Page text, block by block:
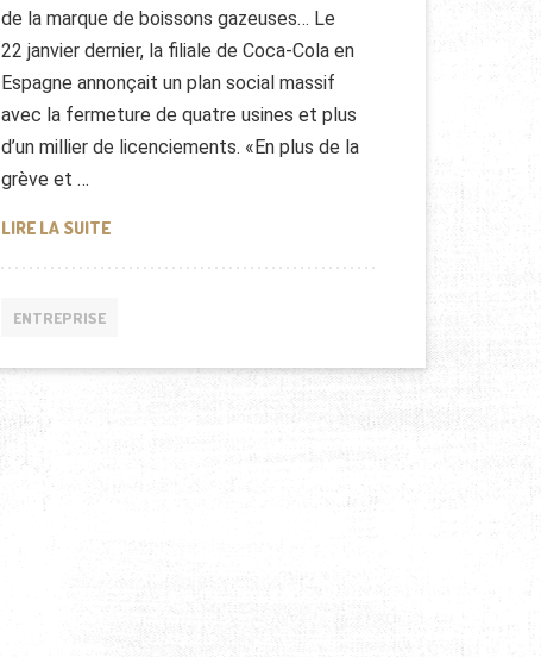
de la marque de boissons gazeuses… Le
22 janvier dernier, la filiale de Coca-Cola en
Espagne annonçait un plan social massif
avec la fermeture de quatre usines et plus
d’un millier de licenciements. «En plus de la
grève et …
LIRE LA SUITELE BOYCOTT DE COCA-COLA EN ESPAGNE
ENTREPRISE